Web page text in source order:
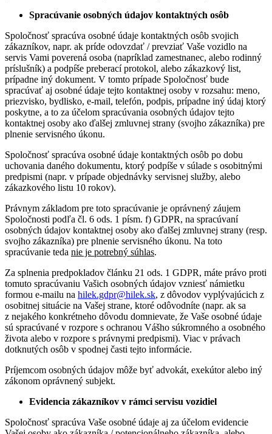
Spracúvanie osobných údajov kontaktných osôb
Spoločnosť spracúva osobné údaje kontaktných osôb svojich
zákazníkov, napr. ak príde odovzdať / prevziať Vaše vozidlo na
servis Vami poverená osoba (napríklad zamestnanec, alebo rodinný
príslušník) a podpíše preberací protokol, alebo zákazkový list,
prípadne iný dokument. V tomto prípade Spoločnosť bude
spracúvať aj osobné údaje tejto kontaktnej osoby v rozsahu: meno,
priezvisko, bydlisko, e-mail, telefón, podpis, prípadne iný údaj ktorý
poskytne, a to za účelom spracúvania osobných údajov tejto
kontaktnej osoby ako ďalšej zmluvnej strany (svojho zákazníka) pre
plnenie servisného úkonu.
Spoločnosť spracúva osobné údaje kontaktných osôb po dobu
uchovania daného dokumentu, ktorý podpíše v súlade s osobitnými
predpismi (napr. v prípade objednávky servisnej služby, alebo
zákazkového listu 10 rokov).
Právnym základom pre toto spracúvanie je oprávnený záujem
Spoločnosti podľa čl. 6 ods. 1 písm. f) GDPR, na spracúvaní
osobných údajov kontaktnej osoby ako ďalšej zmluvnej strany (resp.
svojho zákazníka) pre plnenie servisného úkonu. Na toto
spracúvanie teda nie je potrebný súhlas.
Za splnenia predpokladov článku 21 ods. 1 GDPR, máte právo proti
tomuto spracúvaniu Vašich osobných údajov vzniesť námietku
formou e-mailu na hilek.gdpr@hilek.sk, z dôvodov vyplývajúcich z
osobitnej situácie na Vašej strane, ktoré odôvodníte (napr. ak sa
z nejakého konkrétneho dôvodu domnievate, že Vaše osobné údaje
sú spracúvané v rozpore s ochranou Vášho súkromného a osobného
života alebo v rozpore s právnymi predpismi). Viac v právach
dotknutých osôb v spodnej časti tejto informácie.
Príjemcom osobných údajov môže byť advokát, exekútor alebo iný
zákonom oprávnený subjekt.
Evidencia zákazníkov v rámci servisu vozidiel
Spoločnosť spracúva Vaše osobné údaje aj za účelom evidencie